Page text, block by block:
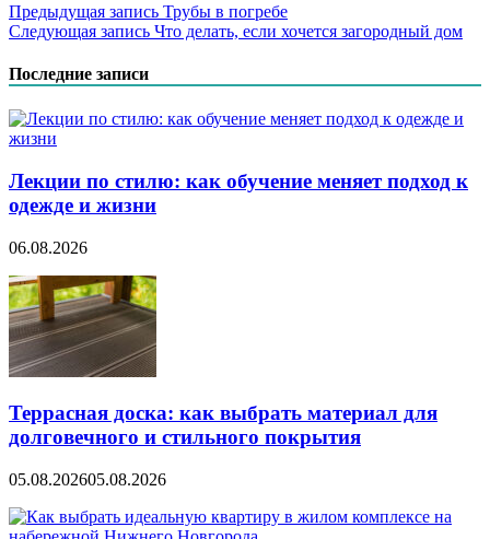
Навигация
по
записям
Предыдущая запись Трубы в погребе
Следующая запись Что делать, если хочется загородный дом
Последние записи
Лекции по стилю: как обучение меняет подход к
одежде и жизни
06.08.2026
Террасная доска: как выбрать материал для
долговечного и стильного покрытия
05.08.202605.08.2026